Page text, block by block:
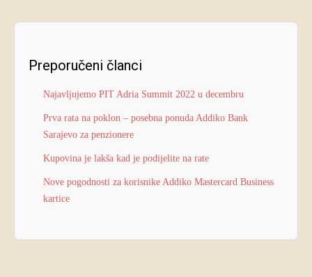
Preporučeni članci
Najavljujemo PIT Adria Summit 2022 u decembru
Prva rata na poklon – posebna ponuda Addiko Bank
Sarajevo za penzionere
Kupovina je lakša kad je podijelite na rate
Nove pogodnosti za korisnike Addiko Mastercard Business
kartice